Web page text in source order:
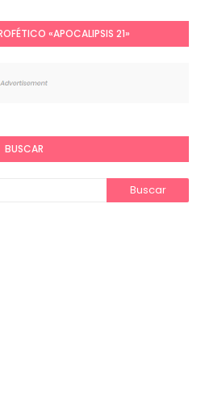
«APOCALIPSIS 21»
BUSCAR